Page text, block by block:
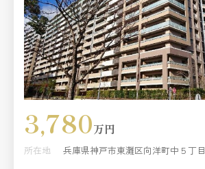
3,780万円
所在地
兵庫県神戸市東灘区向洋町中５丁目